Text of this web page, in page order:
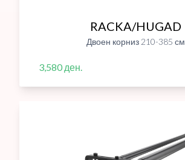
RACKA/HUGAD
Двоен корниз 210-385 см
3,580 ден.